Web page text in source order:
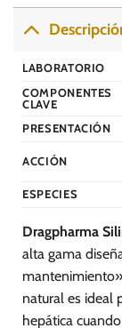
LABORATORIO
COMPONENTES
CLAVE
PRESENTACIÓN
ACCIÓN
ESPECIES
Dragpharma
alta gama
natural es ideal
hepática